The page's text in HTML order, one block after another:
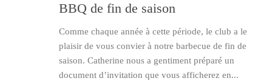
BBQ de fin de saison
Comme chaque année à cette période, le club a le
plaisir de vous convier à notre barbecue de fin de
saison. Catherine nous a gentiment préparé un
document d’invitation que vous afficherez en...